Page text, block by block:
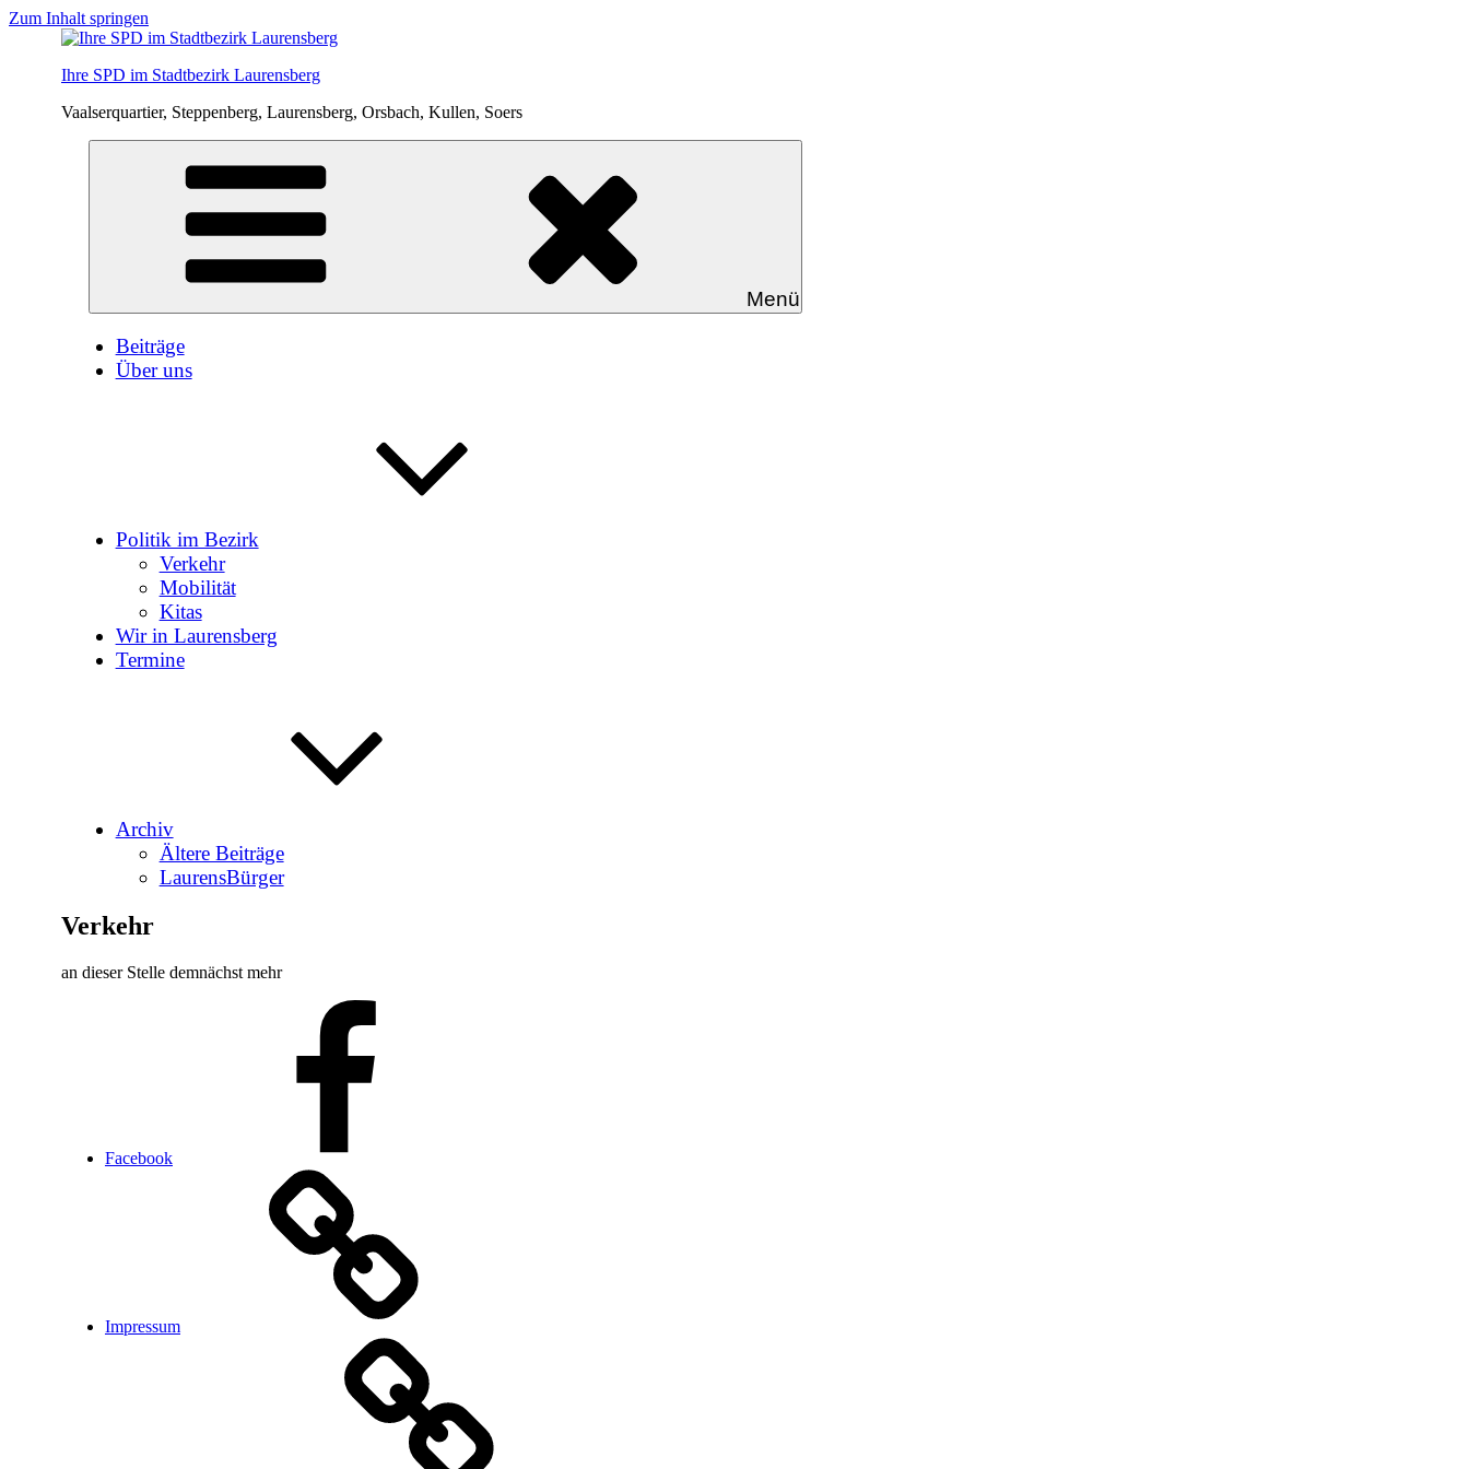
Zum Inhalt springen
Ihre SPD im Stadtbezirk Laurensberg
Vaalserquartier, Steppenberg, Laurensberg, Orsbach, Kullen, Soers
Menü
Beiträge
Über uns
Politik im Bezirk
Verkehr
Mobilität
Kitas
Wir in Laurensberg
Termine
Archiv
Ältere Beiträge
LaurensBürger
Verkehr
an dieser Stelle demnächst mehr
Facebook
Impressum